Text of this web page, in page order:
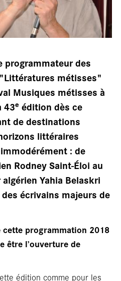
programmateur des
métisses"
Musiques métisses à
43eédition dès ce
de destinations
littéraires
: de
Rodney Saint‑Éloi au
Yahia Belaskri
écrivains majeurs de
cette programmation 2018
être l’ouverture de
édition comme pour les